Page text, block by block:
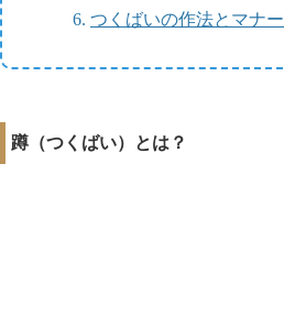
つくばいの作法とマナー
蹲（つくばい）とは？